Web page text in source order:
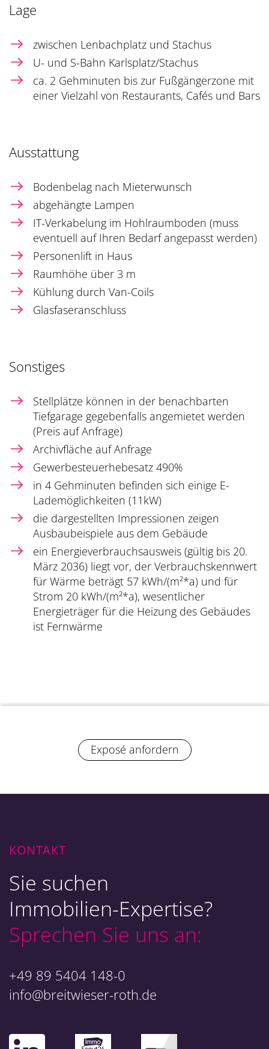
Lage
zwischen Lenbachplatz und Stachus
U- und S-Bahn Karlsplatz/Stachus
ca. 2 Gehminuten bis zur Fußgängerzone mit
einer Vielzahl von Restaurants, Cafés und Bars
Ausstattung
Bodenbelag nach Mieterwunsch
abgehängte Lampen
IT-Verkabelung im Hohlraumboden (muss
eventuell auf Ihren Bedarf angepasst werden)
Personenlift in Haus
Raumhöhe über 3 m
Kühlung durch Van-Coils
Glasfaseranschluss
Sonstiges
Stellplätze können in der benachbarten
Tiefgarage gegebenfalls angemietet werden
(Preis auf Anfrage)
Archivfläche auf Anfrage
Gewerbesteuerhebesatz 490%
in 4 Gehminuten befinden sich einige E-
Lademöglichkeiten (11kW)
die dargestellten Impressionen zeigen
Ausbaubeispiele aus dem Gebäude
ein Energieverbrauchsausweis (gültig bis 20.
März 2036) liegt vor, der Verbrauchskennwert
für Wärme beträgt 57 kWh/(m²*a) und für
Strom 20 kWh/(m²*a), wesentlicher
Energieträger für die Heizung des Gebäudes
ist Fernwärme
Exposé anfordern
KONTAKT
Sie suchen
Immobilien-Expertise?
Sprechen Sie uns an:
+49 89 5404 148-0
info@breitwieser-roth.de